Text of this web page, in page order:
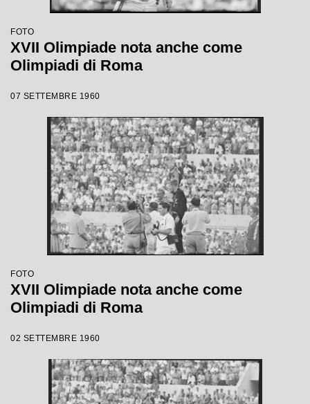
FOTO
XVII Olimpiade nota anche come
Olimpiadi di Roma
07 SETTEMBRE 1960
FOTO
XVII Olimpiade nota anche come
Olimpiadi di Roma
02 SETTEMBRE 1960